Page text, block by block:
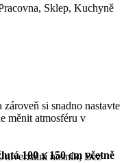
Sklep, Kuchyně
nosník, Bez
si snadno nastavte
měnit atmosféru v
100 x 150 cm včetně